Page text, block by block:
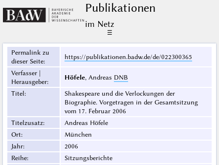
Publikationen
im Netz
☰
Permalink zu
dieser Seite:
https://publikationen.badw.de/de/022300365
Verfasser |
Herausgeber:
Höfele, Andreas DNB
Titel:
Shakespeare und die Verlockungen der
Biographie. Vorgetragen in der Gesamtsitzung
vom 17. Februar 2006
Titelzusatz:
Andreas Höfele
Ort:
München
Jahr:
2006
Reihe:
Sitzungsberichte